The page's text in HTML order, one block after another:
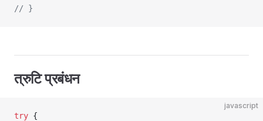
// }
त्रुटि प्रबंधन
javascript
try {